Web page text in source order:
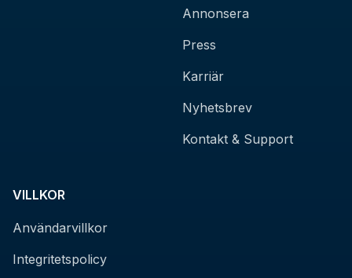
Annonsera
Press
Karriär
Nyhetsbrev
Kontakt & Support
VILLKOR
Användarvillkor
Integritetspolicy